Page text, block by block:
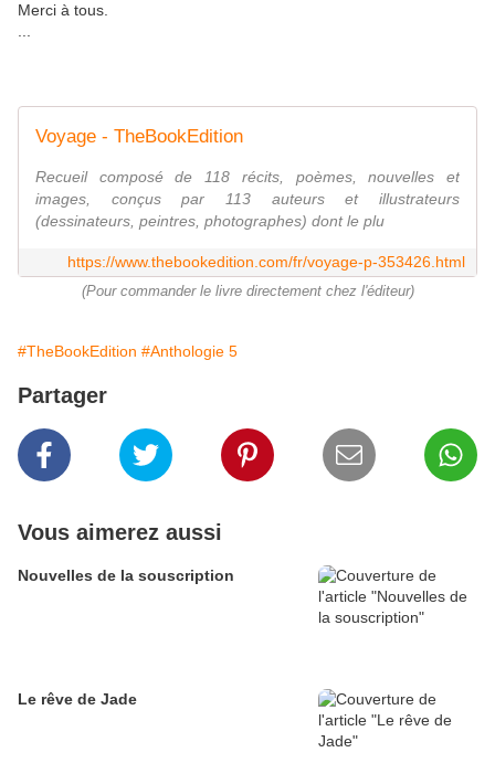
Merci à tous.
Voyage - TheBookEdition
Recueil composé de 118 récits, poèmes, nouvelles et
images, conçus par 113 auteurs et illustrateurs
(dessinateurs, peintres, photographes) dont le plu
https://www.thebookedition.com/fr/voyage-p-353426.html
(Pour commander le livre directement chez l'éditeur)
#TheBookEdition #Anthologie 5
Partager
Vous aimerez aussi
Nouvelles de la souscription
Le rêve de Jade